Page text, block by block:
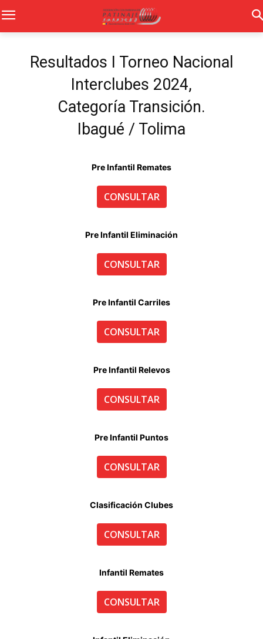
Resultados I Torneo Nacional
Interclubes 2024,
Categoría Transición.
Ibagué / Tolima
Pre Infantil Remates
CONSULTAR
Pre Infantil Eliminación
CONSULTAR
Pre Infantil Carriles
CONSULTAR
Pre Infantil Relevos
CONSULTAR
Pre Infantil Puntos
CONSULTAR
Clasificación Clubes
CONSULTAR
Infantil Remates
CONSULTAR